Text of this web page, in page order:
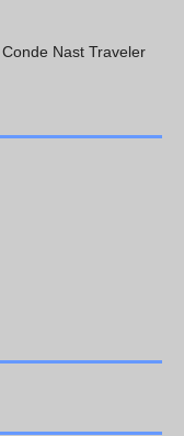
Nast Traveler